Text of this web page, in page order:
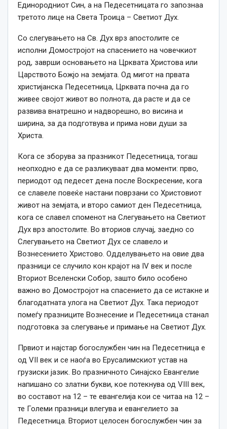
Единородниот Син, а на Педесетницата го запознаа
третото лице на Света Троица – Светиот Дух.
Со слегувањето на Св. Дух врз апостолите се
исполни Домостројот на спасението на човечкиот
род, заврши основањето на Црквата Христова или
Царството Божјо на земјата. Од мигот на првата
христијанска Педесетница, Црквата почна да го
живее својот живот во полнота, да расте и да се
развива внатрешно и надворешно, во висина и
ширина, за да подготвува и прима нови души за
Христа.
Кога се зборува за празникот Педесетница, тогаш
неопходно е да се разликуваат два моменти: прво,
периодот од педесет дена после Воскресение, кога
се славеле повеќе настани поврзани со Христовиот
живот на земјата, и второ самиот ден Педесетница,
кога се славел споменот на Слегувањето на Светиот
Дух врз апостолите. Во вториов случај, заедно со
Слегувањето на Светиот Дух се славело и
Вознесението Христово. Одделувањето на овие два
празници се случило кон крајот на IV век и после
Вториот Вселенски Собор, зашто било особено
важно во Домостројот на спасението да се истакне и
благодатната улога на Светиот Дух. Така периодот
помеѓу празниците Вознесение и Педесетница станал
подготовка за слегување и примање на Светиот Дух.
Првиот и најстар богослужбен чин на Педесетница е
од VII век и се наоѓа во Ерусалимскиот устав на
грузиски јазик. Во празничното Синајско Евангелие
напишано со златни букви, кое потекнува од VIII век,
во составот на 12 – те евангелија кои се читаа на 12 –
те Големи празници влегува и евангелието за
Педесетница. Вториот целосен богослужбен чин за